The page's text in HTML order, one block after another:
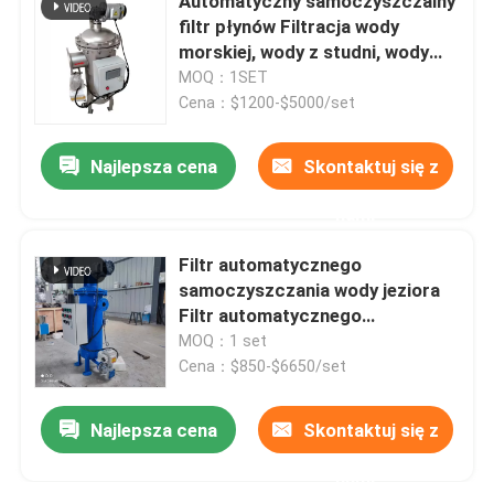
filtr płynów Filtracja wody
morskiej, wody z studni, wody
podziemnej, wody rzecznej
MOQ：1SET
Cena：$1200-$5000/set
Najlepsza cena Skontaktuj się z
Filtr automatycznego
samoczyszczania wody jeziora
Filtr automatycznego
odmywania dla papierni
MOQ：1 set
Cena：$850-$6650/set
Najlepsza cena Skontaktuj się z